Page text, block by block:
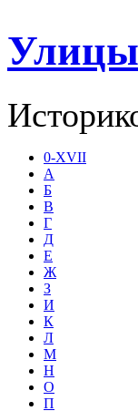
0-XVII
А
Б
В
Г
Д
Е
Ж
З
И
К
Л
М
Н
О
П